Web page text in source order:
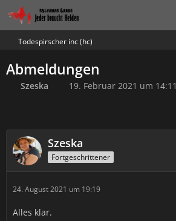
Todespirscher inc (hc)
Abmeldungen
Szeska 19. Februar 2021 um 14:11
Szeska
Fortgeschrittener
24. August 2021 um 19:19
Alles klar.